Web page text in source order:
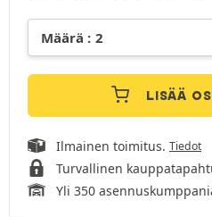
LISÄÄ
Ilmainen toimitus. Tiedot
Turvallinen
Yli 350